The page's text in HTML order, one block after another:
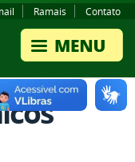
Ramais Contato